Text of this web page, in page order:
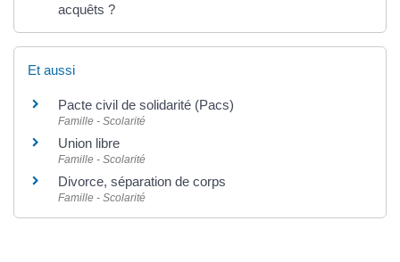
acquêts ?
Et aussi
Pacte civil de solidarité (Pacs)
Famille - Scolarité
Union libre
Famille - Scolarité
Divorce, séparation de corps
Famille - Scolarité